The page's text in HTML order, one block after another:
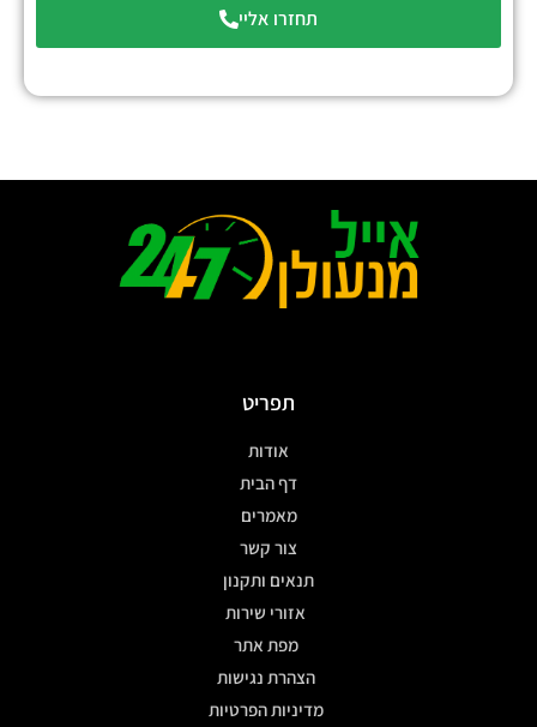
תחזרו אליי
תפריט
אודות
דף הבית
מאמרים
צור קשר
תנאים ותקנון
אזורי שירות
מפת אתר
הצהרת נגישות
מדיניות הפרטיות